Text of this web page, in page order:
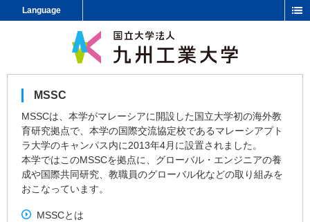
Language
MSSC
MSSCは、本学がマレーシアに開設した国立大学初の海外教
育研究拠点で、本学の国際交流協定校であるマレーシアプト
ラ大学のキャンパス内に2013年4月に設置されました。
本学ではこのMSSCを拠点に、グローバル・エンジニアの養
成や国際共同研究、教職員のグローバル化などの取り組みを
おこなっています。
MSSCとは